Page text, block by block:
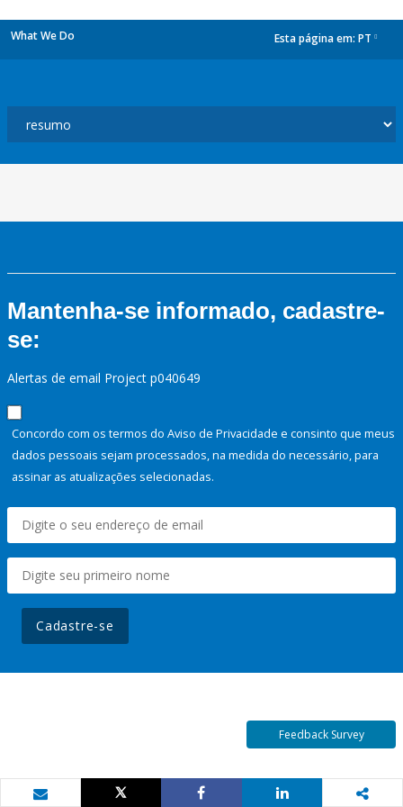
What We Do Esta página em: PT
Mantenha-se informado, cadastre-
se:
Alertas de email Project p040649
Concordo com os termos do Aviso de Privacidade e consinto que meus
dados pessoais sejam processados, na medida do necessário, para
assinar as atualizações selecionadas.
Cadastre-se
Feedback Survey